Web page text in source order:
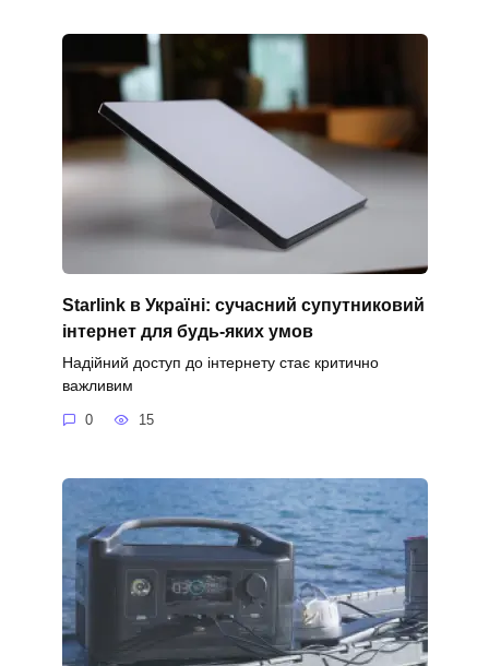
Starlink в Україні: сучасний супутниковий
інтернет для будь-яких умов
Надійний доступ до інтернету стає критично
важливим
0 15